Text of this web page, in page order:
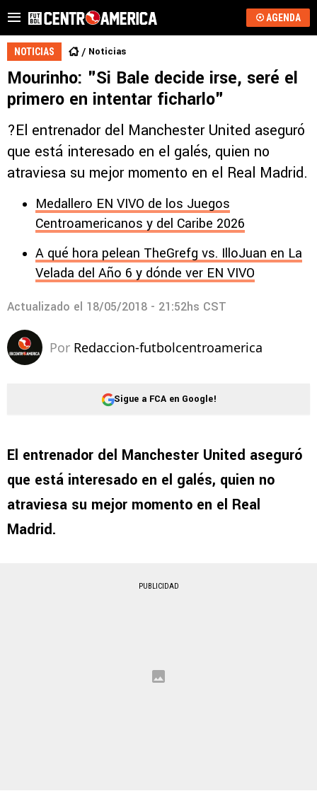
AGENDA
NOTICIAS Noticias
Mourinho: "Si Bale decide irse, seré el
primero en intentar ficharlo"
?El entrenador del Manchester United aseguró
que está interesado en el galés, quien no
atraviesa su mejor momento en el Real Madrid.
Medallero EN VIVO de los Juegos
Centroamericanos y del Caribe 2026
A qué hora pelean TheGrefg vs. IlloJuan en La
Velada del Año 6 y dónde ver EN VIVO
Actualizado el 18/05/2018 - 21:52hs CST
Por Redaccion-futbolcentroamerica
Sigue a FCA en Google!
El entrenador del Manchester United aseguró
que está interesado en el galés, quien no
atraviesa su mejor momento en el Real
Madrid.
PUBLICIDAD